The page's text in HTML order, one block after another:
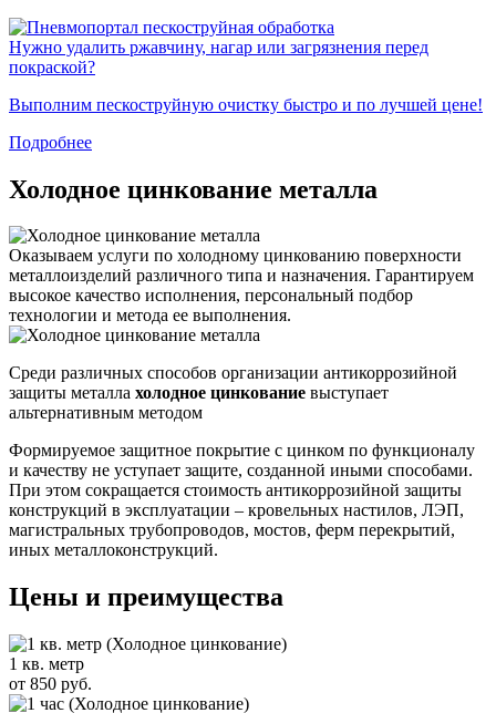
Нужно удалить ржавчину, нагар или загрязнения перед
покраской?
Выполним пескоструйную очистку быстро и по лучшей цене!
Подробнее
Холодное цинкование металла
Оказываем услуги по холодному цинкованию поверхности
металлоизделий различного типа и назначения. Гарантируем
высокое качество исполнения, персональный подбор
технологии и метода ее выполнения.
Среди различных способов организации антикоррозийной
защиты металла холодное цинкование выступает
альтернативным методом
Формируемое защитное покрытие с цинком по функционалу
и качеству не уступает защите, созданной иными способами.
При этом сокращается стоимость антикоррозийной защиты
конструкций в эксплуатации – кровельных настилов, ЛЭП,
магистральных трубопроводов, мостов, ферм перекрытий,
иных металлоконструкций.
Цены и преимущества
1 кв. метр
от 850 руб.